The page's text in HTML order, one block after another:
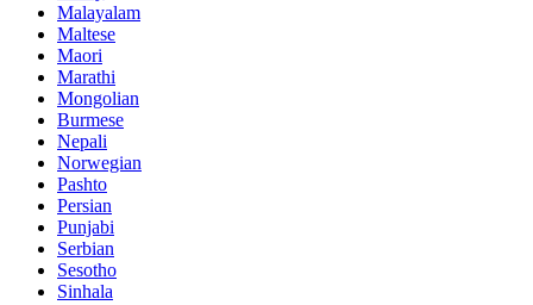
Malayalam
Maltese
Maori
Marathi
Mongolian
Burmese
Nepali
Norwegian
Pashto
Persian
Punjabi
Serbian
Sesotho
Sinhala